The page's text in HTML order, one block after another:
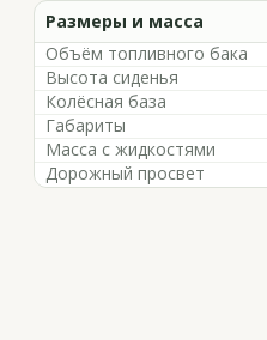
Размеры и масса
Объём топливного бака
Высота сиденья
Колёсная база
Габариты
Масса с жидкостями
Дорожный просвет